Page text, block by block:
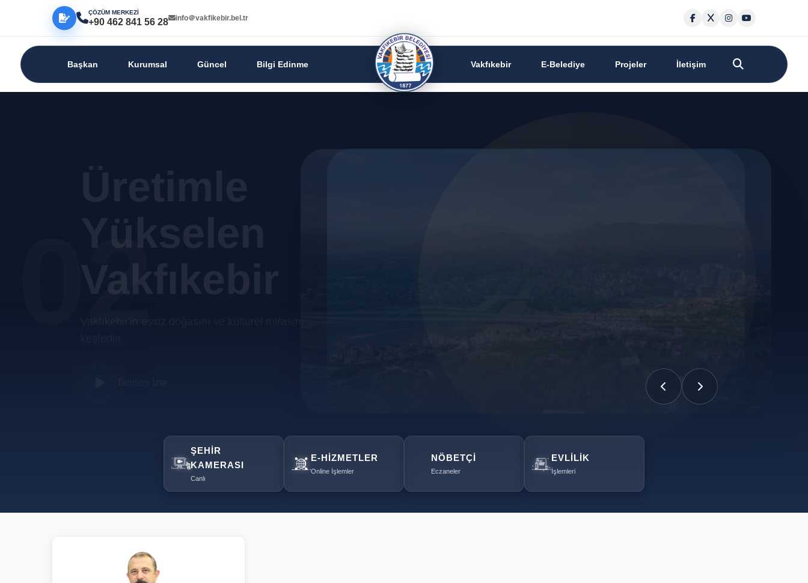
ÇÖZÜM MERKEZİ
+90 462 841 56 28 info＠vakfikebir.bel.tr
Başkan Kurumsal Güncel Bilgi Edinme Vakfıkebir E-Belediye Projeler İletişim
02
Yükselen
Vakfıkebir
ŞEHIR
KAMERASI
Canlı
E-HIZMETLER
Online İşlemler
NÖBETÇI
Eczaneler
EVLILIK
İşlemleri